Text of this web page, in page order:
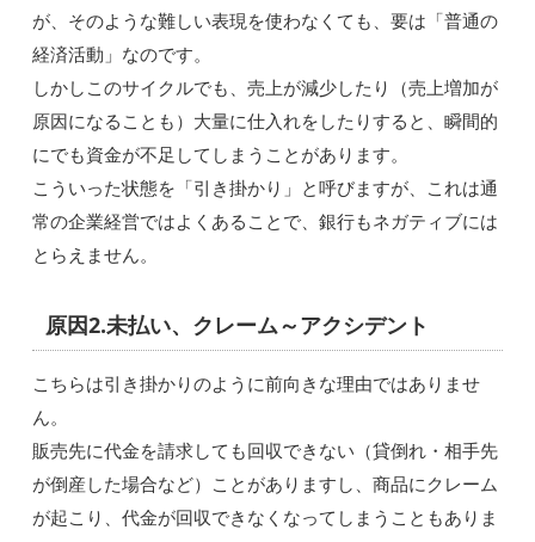
が、そのような難しい表現を使わなくても、要は「普通の
経済活動」なのです。
しかしこのサイクルでも、売上が減少したり（売上増加が
原因になることも）大量に仕入れをしたりすると、瞬間的
にでも資金が不足してしまうことがあります。
こういった状態を「引き掛かり」と呼びますが、これは通
常の企業経営ではよくあることで、銀行もネガティブには
とらえません。
原因2.未払い、クレーム～アクシデント
こちらは引き掛かりのように前向きな理由ではありませ
ん。
販売先に代金を請求しても回収できない（貸倒れ・相手先
が倒産した場合など）ことがありますし、商品にクレーム
が起こり、代金が回収できなくなってしまうこともありま